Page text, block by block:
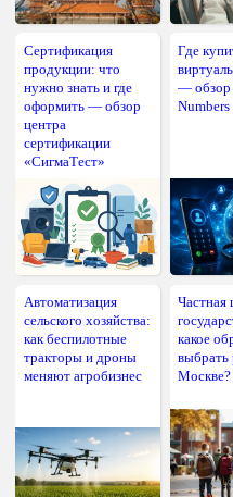
Сертификация
продукции: что
нужно знать и где
оформить — обзор
центра
сертификации
«СигмаТест»
Где
— обзор
Numbers
Автоматизация
сельского хозяйства:
как беспилотные
тракторы и дроны
меняют агробизнес
Частная
какое
выбрать
Москве?